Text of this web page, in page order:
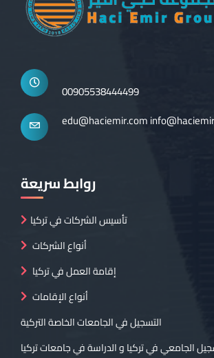
00905538444499
edu@haciemir.com
روابط سريعة
تأسيس الشركات في تركيا
أنواع الشركات
إقامة العمل في تركيا
أنواع الإقامات
التسجيل في الجامعات الخاصة التركية
الجامعي في تركيا و الدراسة في جامعات تركيا